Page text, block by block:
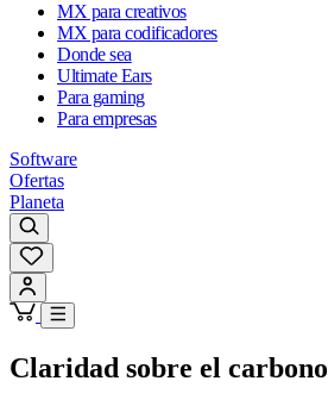
MX para creativos
MX para codificadores
Donde sea
Ultimate Ears
Para gaming
Para empresas
Software
Ofertas
Planeta
Claridad sobre el carbono